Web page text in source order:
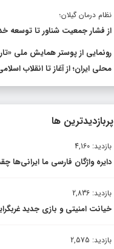
نظام درمان گیلان؛
از فشار جمعیت شناور تا
رونمایی از پوستر همایش ملی
محلی ایران؛ از آغاز تا انقلاب
پربازدیدترین ها
بازدید: 4,160
دایره واژگان فارسی ما ایرانی‌ها
بازدید: 2,836
خیانت امنیتی و بازی جدید
بازدید: 2,575